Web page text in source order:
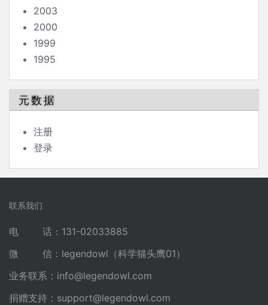
2003
2000
1999
1995
元数据
注册
登录
联系我们
电 话：131-02033885
微 信：legendowl（科学猫头鹰01）
业务联系： info@legendowl.com
捐赠支持： support@legendowl.com